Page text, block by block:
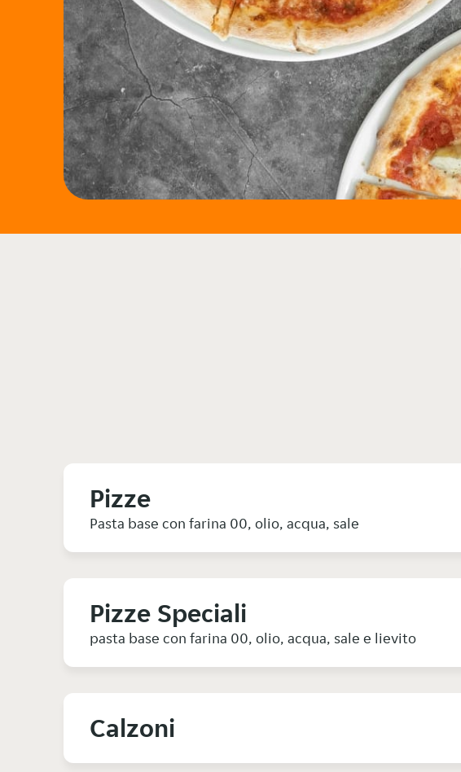
Pizze
Pasta base con farina 00, olio, acqua, sale
Pizze Speciali
pasta base con farina 00, olio, acqua, sale e lievito
Calzoni